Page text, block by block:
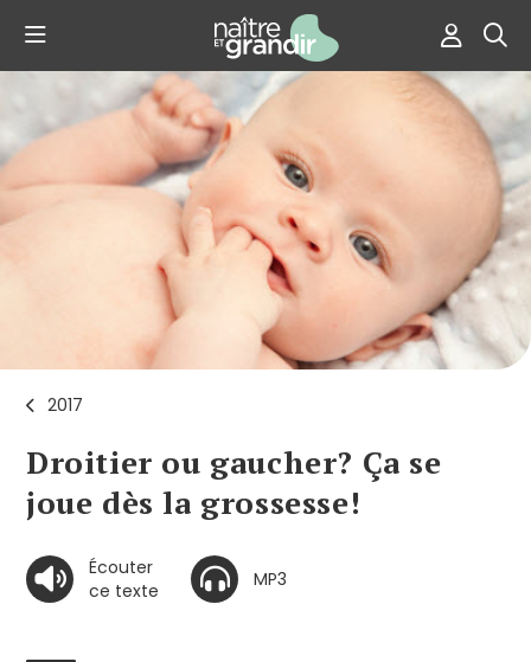
2017
Droitier ou gaucher? Ça se
joue dès la grossesse!
Écouter
ce texte
MP3